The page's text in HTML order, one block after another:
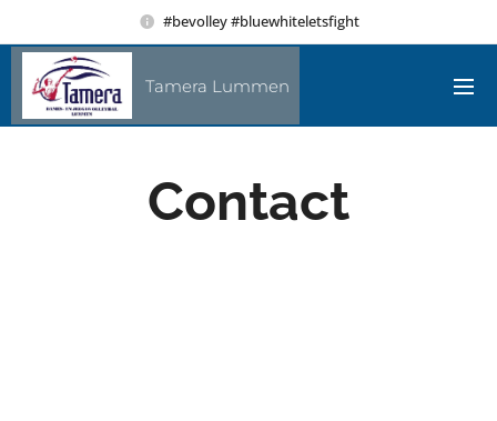
#bevolley #bluewhiteletsfight
Tamera Lummen
Contact